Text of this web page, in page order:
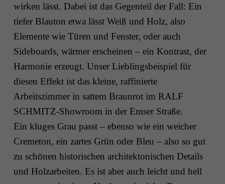
wirken lässt. Dabei ist das Gegenteil der Fall: Ein
tiefer Blauton etwa lässt Weiß und Holz, also
Elemente wie Türen und Fenster, oder auch
Sideboards, wärmer erscheinen – ein Kontrast, der
Harmonie erzeugt. Unser Lieblingsbeispiel für
diesen Effekt ist das kleine, raffinierte
Arbeitszimmer in sattem Braunrot im RALF
SCHMITZ-Showroom in der Emser Straße.
Ein kluges Grau passt – ebenso wie ein weicher
Cremeton, ein zartes Grün oder Bleu – also so gut
zu schönen historischen architektonischen Details
und Holzarbeiten. Es ist aber auch leicht und hell